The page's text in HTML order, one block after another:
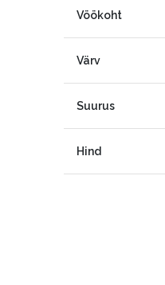
Vöökoht
Värv
Suurus
Hind